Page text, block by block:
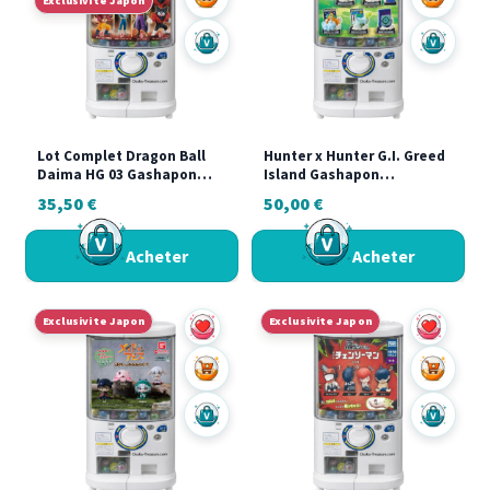
Acheter sur Vinted
Lot Complet Dragon Ball
Daima HG 03 Gashapon
Vegeta Piccolo
35,50 €
Acheter
Acheter
Hunter x Hunter G.I. Greed
Island Gashapon
5/5 Bandai Neuf
50,00 €
Acheter
Exclusivite Japon
Ajouter au panier
Acheter sur Vinted
Exclusivite Japon
Ajouter
Acheter